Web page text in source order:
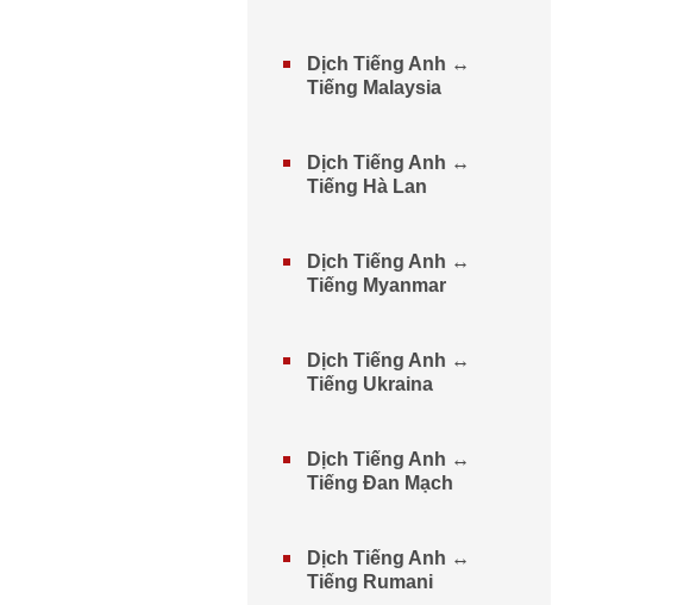
Dịch Tiếng Anh ↔
Tiếng Malaysia
Dịch Tiếng Anh ↔
Tiếng Hà Lan
Dịch Tiếng Anh ↔
Tiếng Myanmar
Dịch Tiếng Anh ↔
Tiếng Ukraina
Dịch Tiếng Anh ↔
Tiếng Đan Mạch
Dịch Tiếng Anh ↔
Tiếng Rumani